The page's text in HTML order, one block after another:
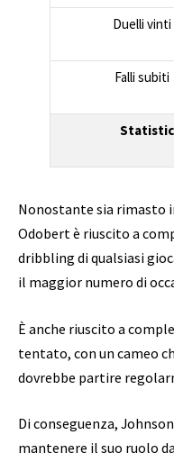
Duelli vinti
Falli subiti
Nonostante sia rimasto
Odobert è riuscito a
dribbling di qualsiasi
il maggior numero di
È anche riuscito a
tentato, con un cameo
dovrebbe partire
Di conseguenza,
mantenere il suo ruolo